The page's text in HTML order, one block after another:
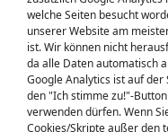
ÜBERSPRINGEN
SUCHE
SEITENVERZEICHNIS
© SG KELKHEIM E.V.
welche Seiten besucht
unserer Website am
ist. Wir können nicht
da alle Daten automatisch
Google Analytics ist auf
den "Ich stimme zu!"-
verwenden dürfen. Wenn
Cookies/Skripte außer den